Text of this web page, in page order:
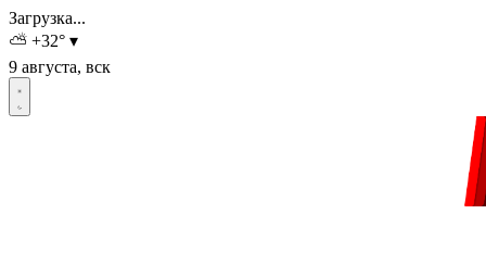
Загрузка...
⛅ +32° ▾
9 августа, вск